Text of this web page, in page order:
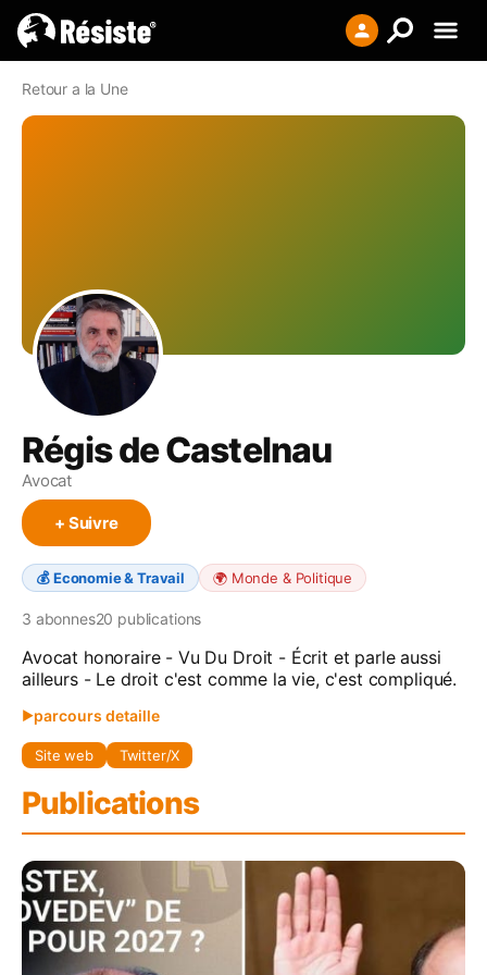
Se connecter
Retour a la Une
Régis de Castelnau
Avocat
+ Suivre
💰 Economie & Travail 🌍 Monde & Politique
3 abonnes20 publications
Avocat honoraire - Vu Du Droit - Écrit et parle aussi
ailleurs - Le droit c'est comme la vie, c'est compliqué.
▶parcours detaille
Régis de Castelnau est né le 7 mars 1950 à Rabat
au Maroc. Ses parents s’y étaient connus pendant
la deuxième guerre mondiale, son père ayant
rejoint l’armée d’Afrique avant de participer aux
les Vosges où il sera grièvement blessé en
novembre 1944 pour ensuite retourner au Maroc.
La famille rentrera en métropole en 1954 pour
ensuite mener la vie nomade des militaires de
carrière : Coëtquidan, Tübingen, Sarrebourg,
Site web Twitter/X
Publications